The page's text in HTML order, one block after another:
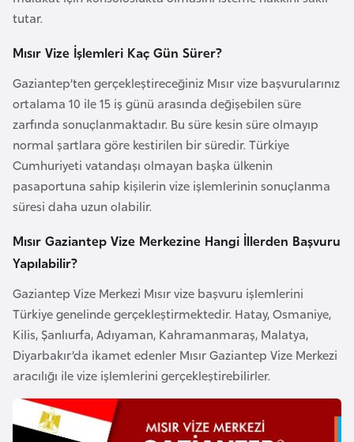
tutar.
Mısır Vize İşlemleri Kaç Gün Sürer?
Gaziantep’ten gerçekleştireceğiniz Mısır vize başvurularınız
ortalama 10 ile 15 iş günü arasında değişebilen süre
zarfında sonuçlanmaktadır. Bu süre kesin süre olmayıp
normal şartlara göre kestirilen bir süredir. Türkiye
Cumhuriyeti vatandaşı olmayan başka ülkenin
pasaportuna sahip kişilerin vize işlemlerinin sonuçlanma
süresi daha uzun olabilir.
Mısır Gaziantep Vize Merkezine Hangi İllerden Başvuru
Yapılabilir?
Gaziantep Vize Merkezi Mısır vize başvuru işlemlerini
Türkiye genelinde gerçekleştirmektedir. Hatay, Osmaniye,
Kilis, Şanlıurfa, Adıyaman, Kahramanmaraş, Malatya,
Diyarbakır’da ikamet edenler Mısır Gaziantep Vize Merkezi
aracılığı ile vize işlemlerini gerçekleştirebilirler.
i
r
i
b
u
t
i
i
n
D
a
n
i
r